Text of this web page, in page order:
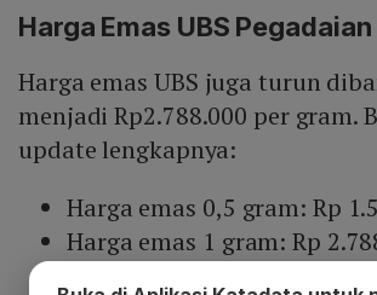
Harga Emas UBS
Harga emas UBS juga turun
menjadi Rp2.788.000 per gram.
update lengkapnya:
Harga emas 0,5 gram: Rp
Harga emas 1 gram: Rp